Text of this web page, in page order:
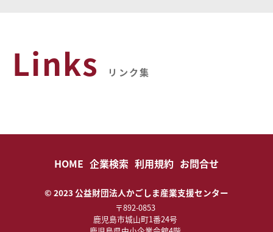
Links リンク集
© 2023 公益財団法人かごしま産業支援センター
〒892-0853
鹿児島市城山町1番24号
HOME 企業検索 利用規約 お問合せ